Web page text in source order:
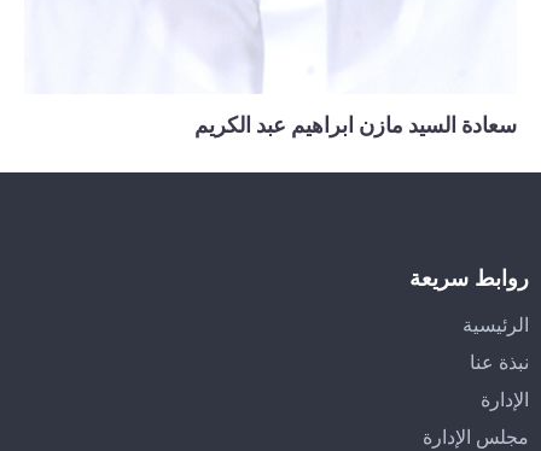
سعادة السيد مازن ابراهيم عبد الكريم
روابط سريعة
الرئيسية
نبذة عنا
الإدارة
مجلس الإدارة